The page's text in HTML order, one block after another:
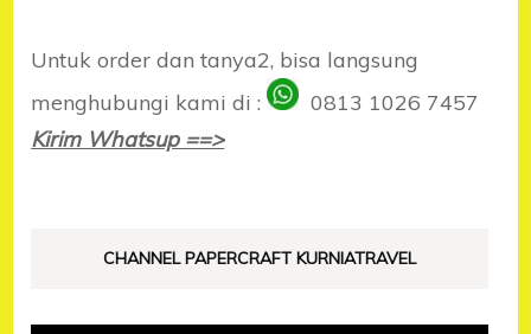
Untuk order dan tanya2, bisa langsung
menghubungi kami di :
0813 1026 7457
Kirim Whatsup ==>
CHANNEL PAPERCRAFT KURNIATRAVEL